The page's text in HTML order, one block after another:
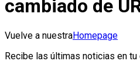
cambiado de
Vuelve a nuestraHomepage
Recibe las últimas noticias en